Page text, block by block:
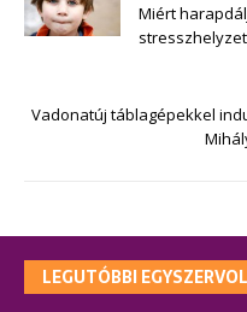
Miért
Vadonatúj táblagépekkel
LEGUTÓBBI